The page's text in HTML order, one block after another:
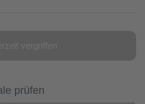
prüfen